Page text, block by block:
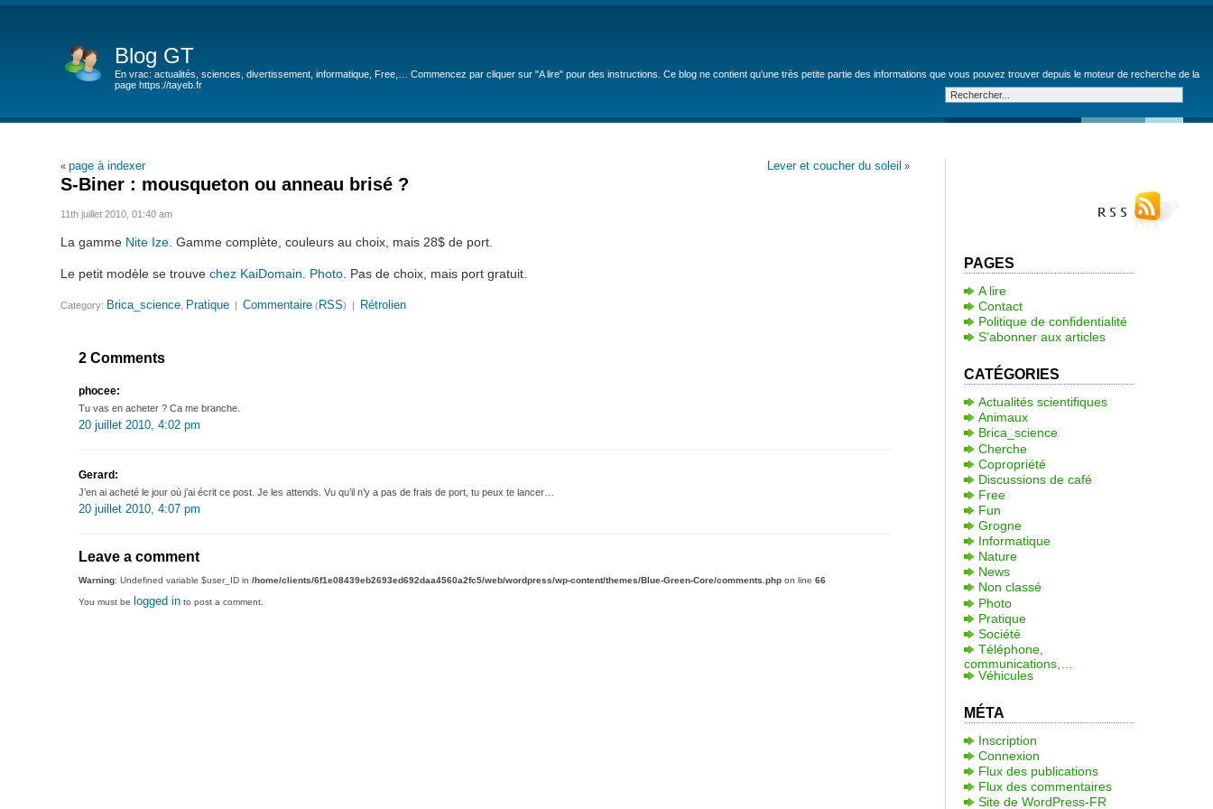
Blog GT
En vrac: actualités, sciences, divertissement, informatique, Free,… Commencez par cliquer sur "A lire" pour des instructions. Ce blog ne contient qu'une très petite partie des informations que vous pouvez trouver depuis le moteur de recherche de la
page https://tayeb.fr
«page à indexer Lever et coucher du soleil »
S-Biner : mousqueton ou anneau brisé ?
11th juillet 2010, 01:40 am
La gamme Nite Ize . Gamme complète, couleurs au choix, mais 28$ de port.
Le petit modèle se trouvechez KaiDomain Photo . Pas de choix, mais port gratuit.
Category: Brica_science Pratique |Commentaire (RSS) | Rétrolien
2 Comments
phocee:
Tu vas en acheter ? Ca me branche.
20 juillet 2010, 4:02 pm
Gerard:
J’en ai acheté le jour où j’ai écrit ce post. Je les attends. Vu qu’il n’y a pas de frais de port, tu peux te lancer…
20 juillet 2010, 4:07 pm
Leave a comment
Warning: Undefined variable $user_ID in/home/clients/6f1e08439eb2693ed692daa4560a2fc5/web/wordpress/wp-content/themes/Blue-Green-Core/comments.php on line66
You must be logged in to post a comment.
PAGES
A lire
Contact
Politique de confidentialité
S’abonner aux articles
CATÉGORIES
Actualités scientifiques
Animaux
Brica_science
Cherche
Copropriété
Discussions de café
Free
Fun
Grogne
Informatique
Nature
News
Non classé
Photo
Pratique
Société
Téléphone,
communications,…
Véhicules
MÉTA
Inscription
Connexion
Flux des publications
Flux des commentaires
Site de WordPress-FR